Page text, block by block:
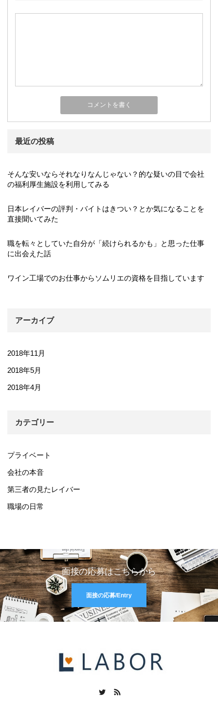
最近の投稿
そんな安いならそれなりなんじゃない？的な疑いの目で会社
の福利厚生施設を利用してみる
日本レイバーの評判・バイトはきつい？とか気になることを
直接聞いてみた
職を転々としていた自分が「続けられるかも」と思った仕事
に出会えた話
ワイン工場でのお仕事からソムリエの資格を目指しています
アーカイブ
2018年11月
2018年5月
2018年4月
カテゴリー
プライベート
会社の本音
第三者の見たレイバー
職場の日常
面接の応募はこちらから
面接の応募/Entry
Twitter